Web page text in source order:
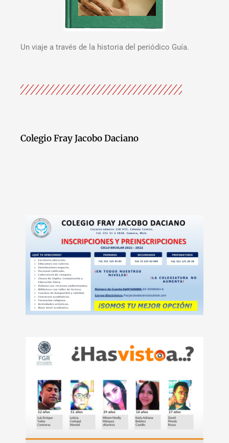
Un viaje a través de la historia del periódico Guía.
Colegio Fray Jacobo Daciano